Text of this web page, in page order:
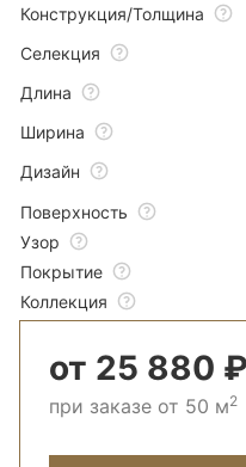
Конструкция/Толщина
Селекция
Длина
Ширина
Дизайн
Поверхность
Узор
Покрытие
Коллекция
от 25 880
при заказе от 50 м2